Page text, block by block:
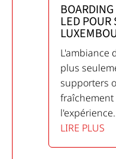
LED POUR
L'ambiance
plus
supporters
LIRE PLUS